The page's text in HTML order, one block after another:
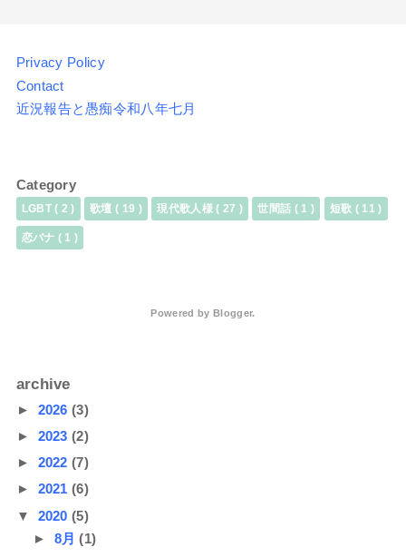
Privacy Policy
Contact
近況報告と愚痴令和八年七月
Category
LGBT( 2 ) 歌壇( 19 ) 現代歌人様( 27 ) 世間話 ( 1 ) 短歌 ( 11 )
恋バナ ( 1 )
Powered by Blogger.
archive
► 2026(3)
► 2023(2)
► 2022(7)
► 2021(6)
▼ 2020(5)
► 8月(1)